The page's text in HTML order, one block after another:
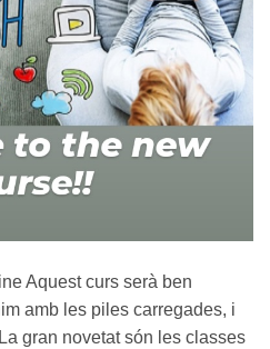
Aquest curs serà ben
amb les piles carregades, i
gran novetat són les classes